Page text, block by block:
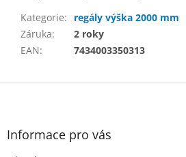
Kategorie:
regály výška 2000 mm
Záruka:
2 roky
EAN: 7434003350313
Z
Informace pro vás